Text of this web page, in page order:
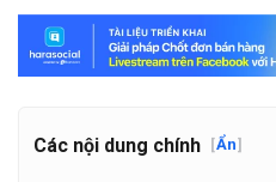
Các nội dung chính [Ẩn]